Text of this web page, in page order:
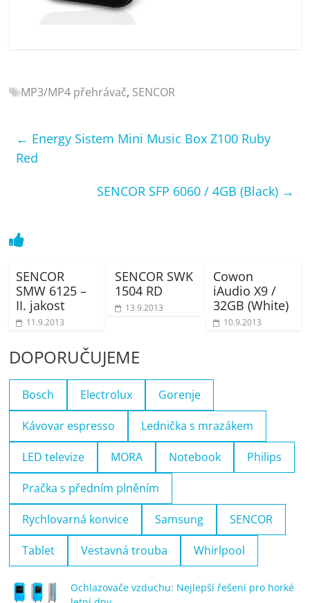
notebooky,
kávovary,
bazény
MP3/MP4 přehrávač, SENCOR
← Energy Sistem Mini Music Box Z100 Ruby
Red
SENCOR SFP 6060 / 4GB (Black) →
SENCOR
SMW 6125 –
II. jakost
11.9.2013
SENCOR SWK
1504 RD
13.9.2013
Cowon
iAudio X9 /
32GB (White)
10.9.2013
DOPORUČUJEME
Bosch Electrolux Gorenje
Kávovar espresso Lednička s mrazákem
LED televize MORA Notebook Philips
Pračka s předním plněním
Rychlovarná konvice Samsung SENCOR
Tablet Vestavná trouba Whirlpool
Ochlazovače vzduchu: Nejlepší řešení pro horké